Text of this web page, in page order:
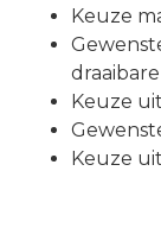
Keuze
Keuze
Keuze